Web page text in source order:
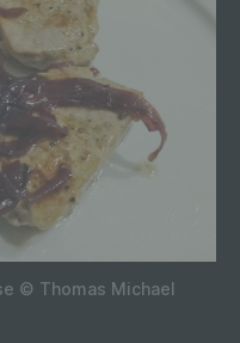
© Thomas Michael
im
Daten
die
die Speicherung, die
das Auslesen,
die Offenlegung
oder eine
den Abgleich
das